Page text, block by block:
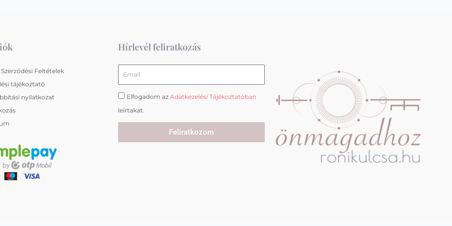
Feltételek
tájékoztató
nyilatkozat
Hírlevél feliratkozás
Email
Elfogadom az Adatkezelési Tájékoztatóban
leírtakat.
Feliratkozom